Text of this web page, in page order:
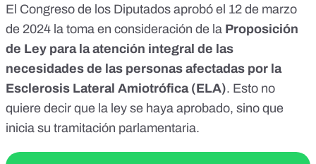
El Congreso de los Diputados aprobó el 12 de marzo
de 2024 la toma en consideración de la Proposición
de Ley para la atención integral de las
necesidades de las personas afectadas por la
Esclerosis Lateral Amiotrófica (ELA). Esto no
quiere decir que la ley se haya aprobado, sino que
inicia su tramitación parlamentaria.